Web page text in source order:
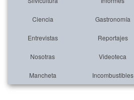
Ciencia Gastronomía
Entrevistas Reportajes
Nosotras Videoteca
Mancheta Incombustibles